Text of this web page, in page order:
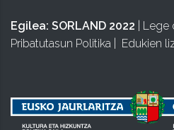
Egilea: SORLAND 2022 Lege
Pribatutasun Politika
Edukien